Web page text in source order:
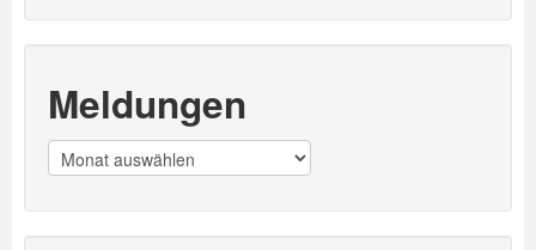
Meldungen
Meldungen